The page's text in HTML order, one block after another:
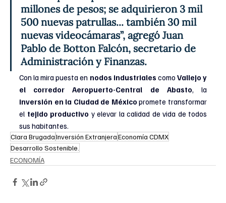
millones de pesos; se adquirieron 3 mil
500 nuevas patrullas... también 30 mil
nuevas videocámaras”, agregó Juan
Pablo de Botton Falcón, secretario de
Administración y Finanzas.
Con la mira puesta en nodos industriales como Vallejo y
el corredor Aeropuerto-Central de Abasto
inversión en la Ciudad de México promete transformar
el tejido productivo y elevar la calidad de vida de todos
sus habitantes.
Clara BrugadaInversión ExtranjeraEconomía CDMX
Desarrollo Sostenible.
ECONOMÍA